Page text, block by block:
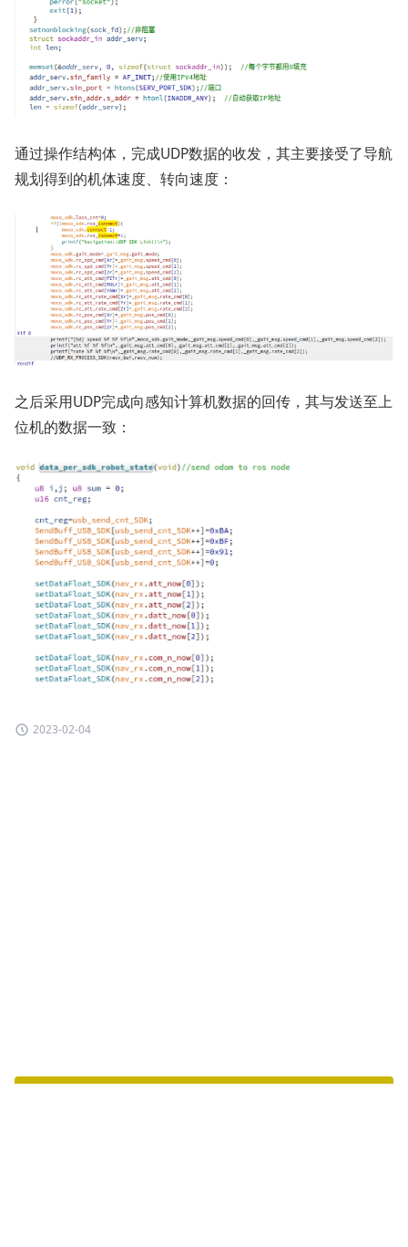
通过操作结构体，完成UDP数据的收发，其主要接受了导航
规划得到的机体速度、转向速度：
之后采用UDP完成向感知计算机数据的回传，其与发送至上
位机的数据一致：
2023-02-04